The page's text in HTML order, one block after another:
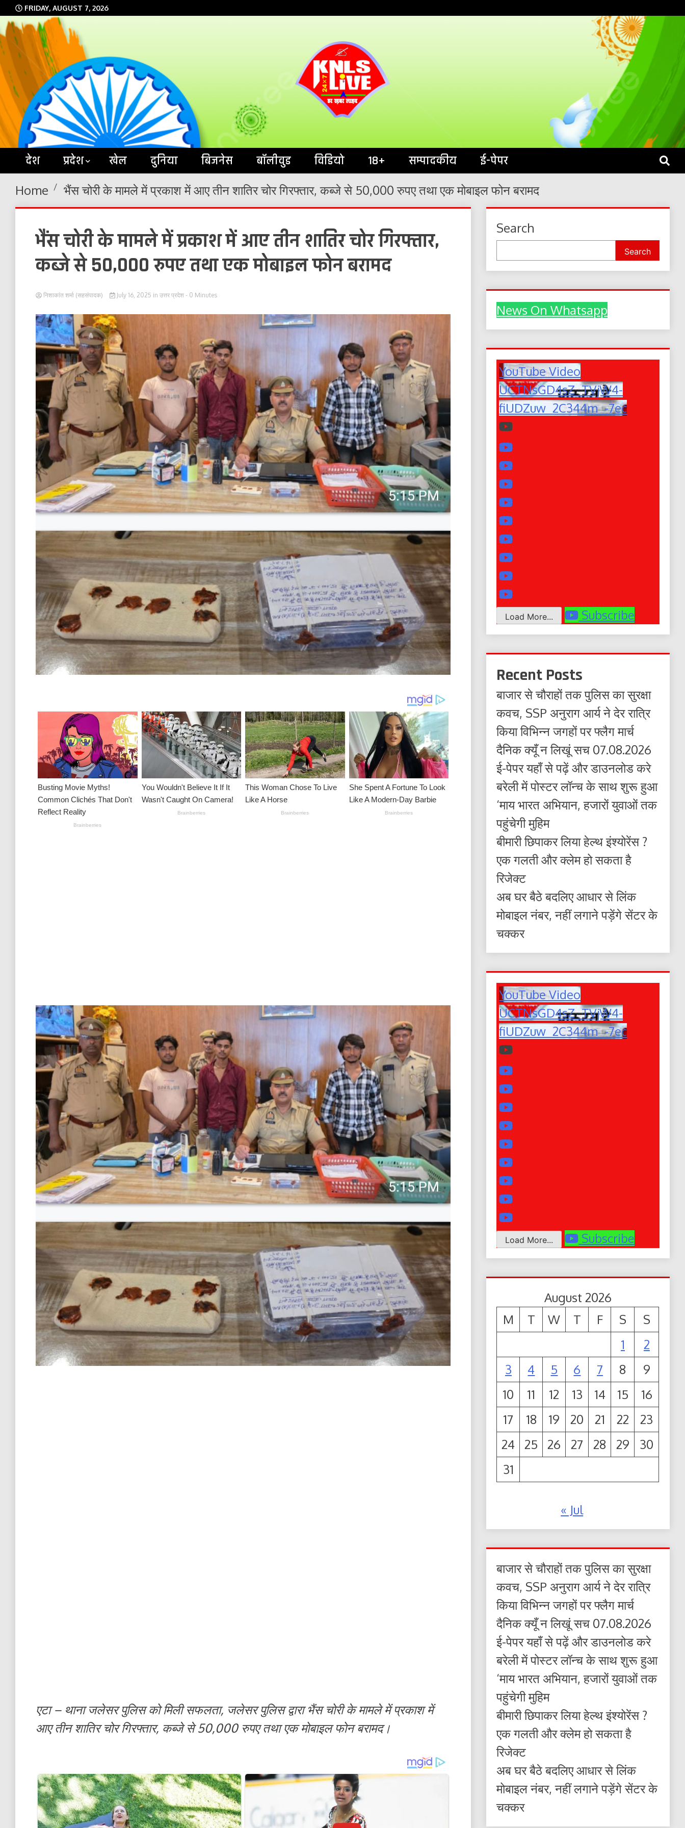
Skip
to
content
FRIDAY, AUGUST 7, 2026
KNLS LIVE
देश प्रदेश खेल दुनिया बिजनेस बॉलीवुड विडियो 18+ सम्पादकीय ई-पेपर
Home भैंस चोरी के मामले में प्रकाश में आए तीन शातिर चोर गिरफ्तार, कब्जे से 50,000 रुपए तथा एक मोबाइल फोन बरामद
भैंस चोरी के मामले में प्रकाश में आए तीन शातिर चोर गिरफ्तार,
कब्जे से 50,000 रुपए तथा एक मोबाइल फोन बरामद
निशाकांत शर्मा (सहसंपादक) July 16, 2025 in उत्तर प्रदेश - 0 Minutes
एटा – थाना जलेसर पुलिस को मिली सफलता, जलेसर पुलिस द्वारा भैंस चोरी के मामले में प्रकाश में
आए तीन शातिर चोर गिरफ्तार, कब्जे से 50,000 रुपए तथा एक मोबाइल फोन बरामद।
Search
Search
News On Whatsapp
YouTube Video
UCTNsGD4sZ_TVjW4-
fiUDZuw_2C344m_-7ec
Load More... Subscribe
Recent Posts
बाजार से चौराहों तक पुलिस का सुरक्षा
कवच, SSP अनुराग आर्य ने देर रात्रि
किया विभिन्न जगहों पर फ्लैग मार्च
दैनिक क्यूँ न लिखूं सच 07.08.2026
ई-पेपर यहाँ से पढ़ें और डाउनलोड करे
बरेली में पोस्टर लॉन्च के साथ शुरू हुआ
‘माय भारत अभियान, हजारों युवाओं तक
पहुंचेगी मुहिम
बीमारी छिपाकर लिया हेल्थ इंश्योरेंस ?
एक गलती और क्लेम हो सकता है
रिजेक्ट
अब घर बैठे बदलिए आधार से लिंक
मोबाइल नंबर, नहीं लगाने पड़ेंगे सेंटर के
चक्कर
YouTube Video
UCTNsGD4sZ_TVjW4-
fiUDZuw_2C344m_-7ec
Load More... Subscribe
August 2026
M
T W T F S
S
1
2
3
4 5 6 7 8
9
10
11 12 13 14 15
16
17
18 19 20 21 22
23
24
25 26 27 28 29
30
31
« Jul
बाजार से चौराहों तक पुलिस का सुरक्षा
कवच, SSP अनुराग आर्य ने देर रात्रि
किया विभिन्न जगहों पर फ्लैग मार्च
दैनिक क्यूँ न लिखूं सच 07.08.2026
ई-पेपर यहाँ से पढ़ें और डाउनलोड करे
बरेली में पोस्टर लॉन्च के साथ शुरू हुआ
‘माय भारत अभियान, हजारों युवाओं तक
पहुंचेगी मुहिम
बीमारी छिपाकर लिया हेल्थ इंश्योरेंस ?
एक गलती और क्लेम हो सकता है
रिजेक्ट
अब घर बैठे बदलिए आधार से लिंक
मोबाइल नंबर, नहीं लगाने पड़ेंगे सेंटर के
चक्कर